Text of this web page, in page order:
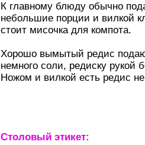
К главному блюду обычно
небольшие порции и вилкой
стоит мисочка для компота.
Хорошо вымытый редис
немного соли, редиску рукой
Ножом и вилкой есть редис не
Столовый этикет: